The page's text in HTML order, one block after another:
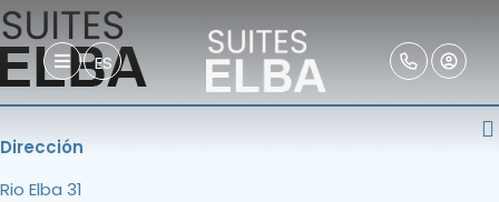
ES
Dirección
Rio Elba 31